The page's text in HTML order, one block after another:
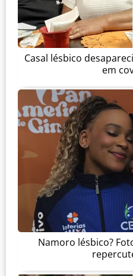
Casal lésbico
em
Namoro lésbico?